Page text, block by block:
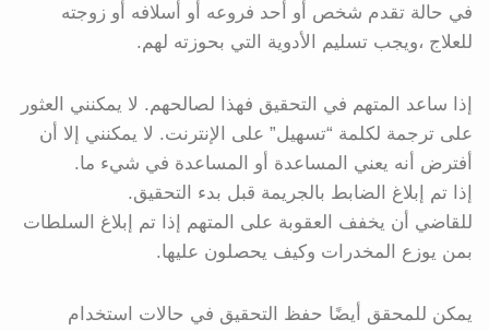
في حالة تقدم شخص أو أحد فروعه أو أسلافه أو زوجته
للعلاج ،ويجب تسليم الأدوية التي بحوزته لهم.
إذا ساعد المتهم في التحقيق فهذا لصالحهم. لا يمكنني العثور
على ترجمة لكلمة “تسهيل” على الإنترنت. لا يمكنني إلا أن
أفترض أنه يعني المساعدة أو المساعدة في شيء ما.
إذا تم إبلاغ الضابط بالجريمة قبل بدء التحقيق.
للقاضي أن يخفف العقوبة على المتهم إذا تم إبلاغ السلطات
بمن يوزع المخدرات وكيف يحصلون عليها.
يمكن للمحقق أيضًا حفظ التحقيق في حالات استخدام